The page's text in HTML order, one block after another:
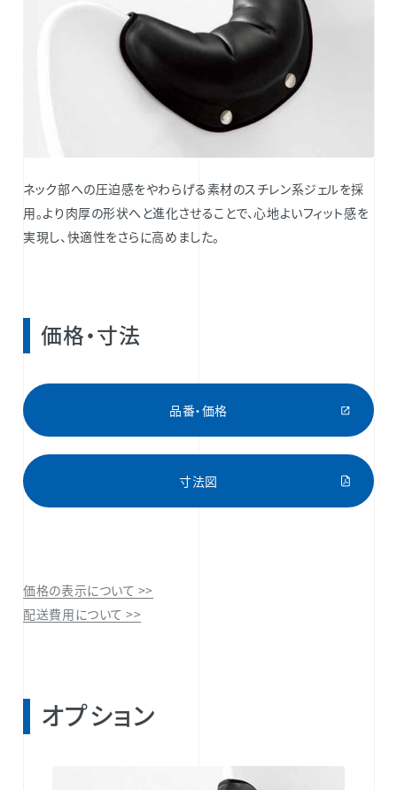
ネック部への圧迫感をやわらげる素材のスチレン系ジェルを採
用。より肉厚の形状へと進化させることで、心地よいフィット感を
実現し、快適性をさらに高めました。
価格・寸法
品番・価格
寸法図
価格の表示について >>
配送費用について >>
オプション